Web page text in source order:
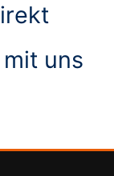
uns